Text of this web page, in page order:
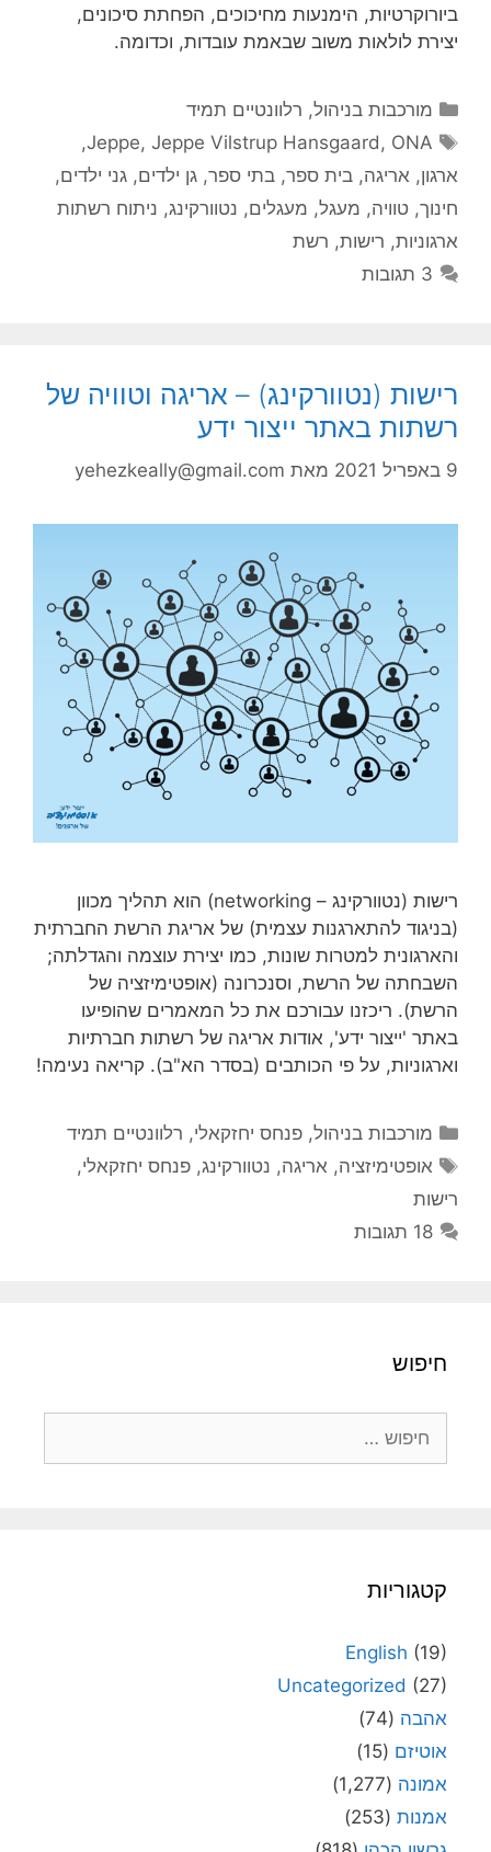
ביורוקרטיות, הימנעות מחיכוכים, הפחתת סיכונים,
יצירת לולאות משוב שבאמת עובדות, וכדומה.
קטגוריות
מורכבות בניהול, רלוונטיים תמיד
תגיות
Jeppe, Jeppe Vilstrup Hansgaard, ONA
,
ארגון, אריגה, בית ספר, בתי ספר, גן ילדים, גני ילדים,
חינוך, טוויה, מעגל, מעגלים, נטוורקינג, ניתוח רשתות
ארגוניות, רישות, רשת
3 תגובות
רישות (נטוורקינג) – אריגה וטוויה של
רשתות באתר ייצור ידע
9 באפריל 2021 מאת yehezkeally@gmail.com
רישות (נטוורקינג – networking) הוא תהליך מכוון
(בניגוד להתארגנות עצמית) של אריגת הרשת החברתית
והארגונית למטרות שונות, כמו יצירת עוצמה והגדלתה;
השבחתה של הרשת, וסנכרונה (אופטימיזציה של
הרשת). ריכזנו עבורכם את כל המאמרים שהופיעו
באתר 'ייצור ידע', אודות אריגה של רשתות חברתיות
וארגוניות, על פי הכותבים (בסדר הא"ב). קריאה נעימה!
קטגוריות
מורכבות בניהול,פנחס יחזקאלי, רלוונטיים תמיד
תגיות
אופטימיזציה, אריגה, נטוורקינג,פנחס יחזקאלי,
רישות
18 תגובות
חיפוש
קטגוריות
English (19)
Uncategorized (27)
אהבה (74)
אוטיזם (15)
אמונה (1,277)
אמנות (253)